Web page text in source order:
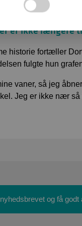
niveauet er
er ikke længere
historie fortæller
fulgte hun
vaner, så jeg
Jeg er ikke nær
og få